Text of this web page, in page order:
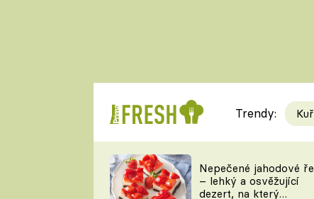
RYCHLOVKY
TEĎ VAŘÍ ŠÉF!
Trendy:
Nepečené jahodové
– lehký a osvěžující
dezert, na který